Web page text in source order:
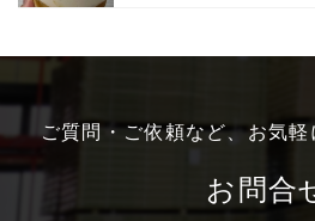
ご質問・ご依頼など、お気
お問合